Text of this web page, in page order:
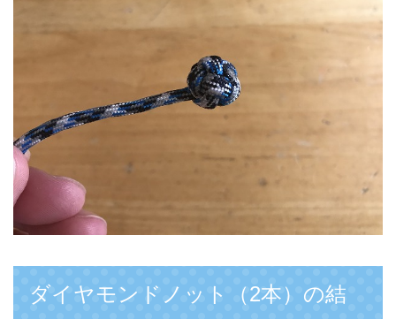
ダイヤモンドノット（2本）の結